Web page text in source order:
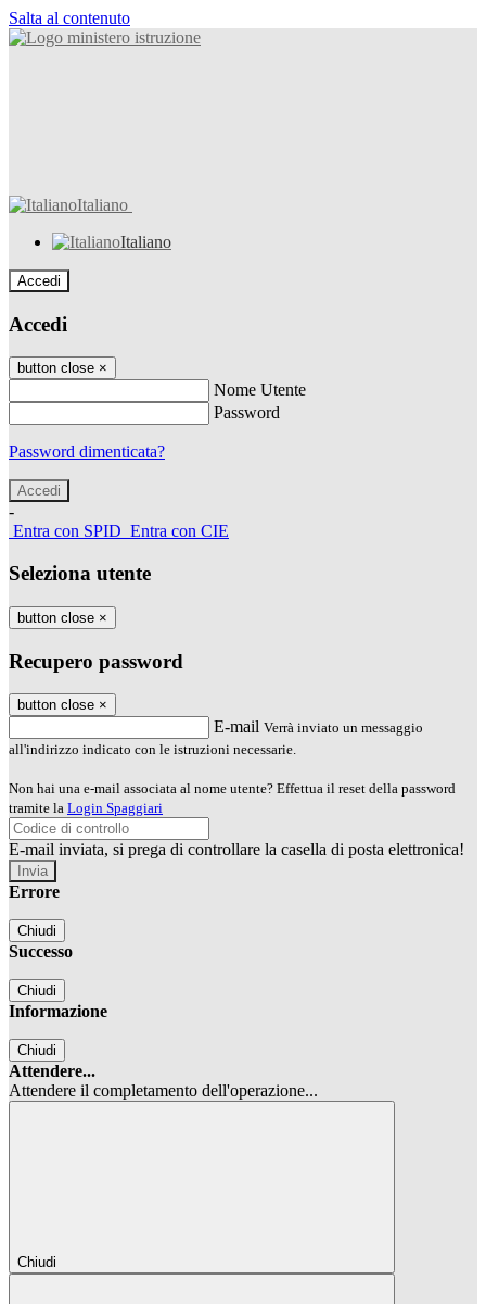
Salta al contenuto
Italiano
Italiano
Accedi
Accedi
button close ×
Nome Utente
Password
Password dimenticata?
-
Entra con SPID Entra con CIE
Seleziona utente
button close ×
Recupero password
button close ×
E-mail Verrà inviato un messaggio
all'indirizzo indicato con le istruzioni necessarie.
Non hai una e-mail associata al nome utente? Effettua il reset della password
tramite la Login Spaggiari
E-mail inviata, si prega di controllare la casella di posta elettronica!
Errore
Chiudi
Successo
Chiudi
Informazione
Chiudi
Attendere...
Attendere il completamento dell'operazione...
Chiudi